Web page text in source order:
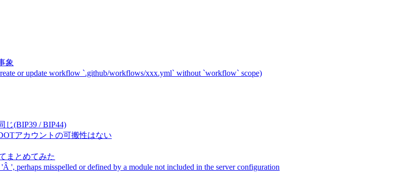
象
or update workflow `.github/workflows/xxx.yml` without `workflow` scope)
じ(BIP39 / BIP44)
アカウントの可搬性はない
まとめてみた
perhaps misspelled or defined by a module not included in the server configuration